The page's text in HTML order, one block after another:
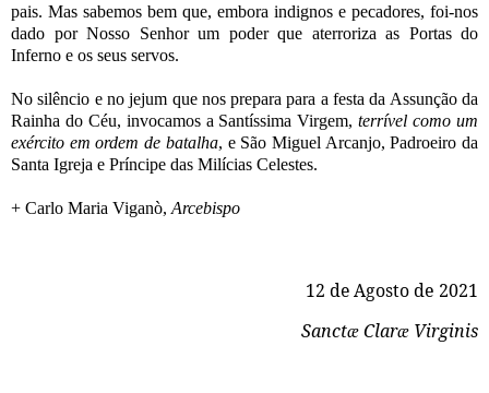
pais. Mas sabemos bem que, embora indignos e pecadores, foi-nos
dado por Nosso Senhor um poder que aterroriza as Portas do
Inferno e os seus servos.
No silêncio e no jejum que nos prepara para a festa da Assunção da
Rainha do Céu, invocamos a Santíssima Virgem,terrível como um
exército em ordem de batalha, e São Miguel Arcanjo, Padroeiro da
Santa Igreja e Príncipe das Milícias Celestes.
+ Carlo Maria Viganò, Arcebispo
12 de Agostode 2021
Sanctæ Claræ Virginis